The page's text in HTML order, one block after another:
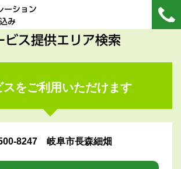
ーション
み
ビス提供エリア検索
スをご利用いただけます
8247 岐阜市長森細畑